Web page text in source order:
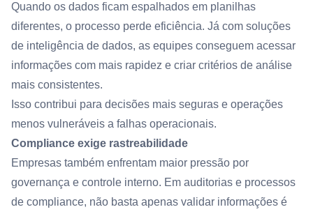
Quando os dados ficam espalhados em planilhas
diferentes, o processo perde eficiência. Já com soluções
de inteligência de dados, as equipes conseguem acessar
informações com mais rapidez e criar critérios de análise
mais consistentes.
Isso contribui para decisões mais seguras e operações
menos vulneráveis a falhas operacionais.
Compliance exige rastreabilidade
Empresas também enfrentam maior pressão por
governança e controle interno. Em auditorias e processos
de compliance, não basta apenas validar informações é